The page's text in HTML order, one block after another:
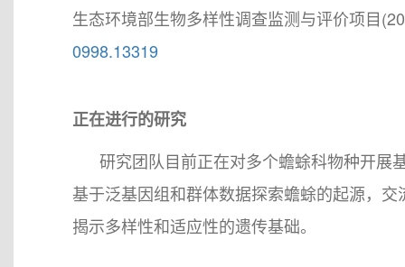
生态环境部生物多样性调查监测与评价项目
0998.13319
正在进行的研究
研究团队目前正在对多个蟾蜍科物种开展
基于泛基因组和群体数据探索蟾蜍的起源，
揭示多样性和适应性的遗传基础。